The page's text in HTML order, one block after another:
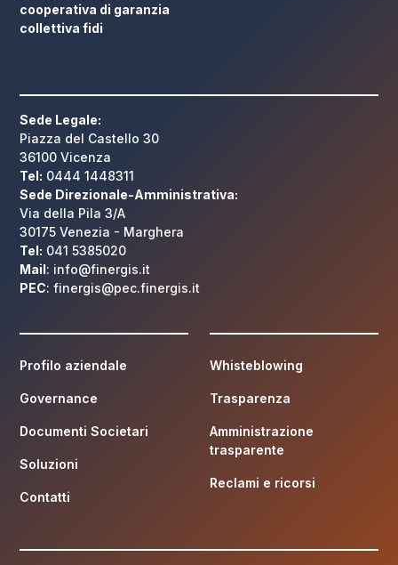
cooperativa di garanzia
collettiva fidi
Sede Legale:
Piazza del Castello 30
36100 Vicenza
Tel: 0444 1448311
Sede Direzionale-Amministrativa:
Via della Pila 3/A
30175 Venezia - Marghera
Tel: 041 5385020
Mail: info@finergis.it
PEC: finergis@pec.finergis.it
Profilo aziendale
Governance
Documenti Societari
Soluzioni
Contatti
Whisteblowing
Trasparenza
Amministrazione
trasparente
Reclami e ricorsi